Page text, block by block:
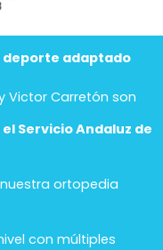
deporte adaptado
Victor Carretón son
Servicio Andaluz de
ortopedia
con múltiples